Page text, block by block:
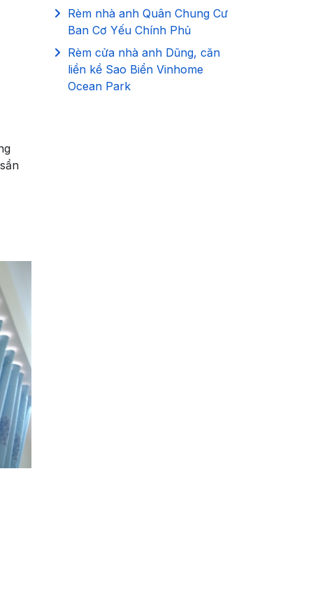
Rèm nhà anh Quân Chung Cư
Ban Cơ Yếu Chính Phủ
Rèm cửa nhà anh Dũng, căn
liền kề Sao Biển Vinhome
Ocean Park